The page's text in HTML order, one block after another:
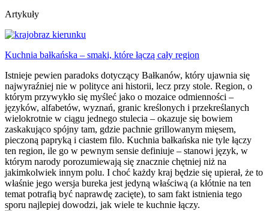
Artykuły
Kuchnia bałkańska – smaki, które łączą cały region
Istnieje pewien paradoks dotyczący Bałkanów, który ujawnia się
najwyraźniej nie w polityce ani historii, lecz przy stole. Region, o
którym przywykło się myśleć jako o mozaice odmienności –
języków, alfabetów, wyznań, granic kreślonych i przekreślanych
wielokrotnie w ciągu jednego stulecia – okazuje się bowiem
zaskakująco spójny tam, gdzie pachnie grillowanym mięsem,
pieczoną papryką i ciastem filo. Kuchnia bałkańska nie tyle łączy
ten region, ile go w pewnym sensie definiuje – stanowi język, w
którym narody porozumiewają się znacznie chętniej niż na
jakimkolwiek innym polu. I choć każdy kraj będzie się upierał, że to
właśnie jego wersja bureka jest jedyną właściwą (a kłótnie na ten
temat potrafią być naprawdę zacięte), to sam fakt istnienia tego
sporu najlepiej dowodzi, jak wiele te kuchnie łączy.